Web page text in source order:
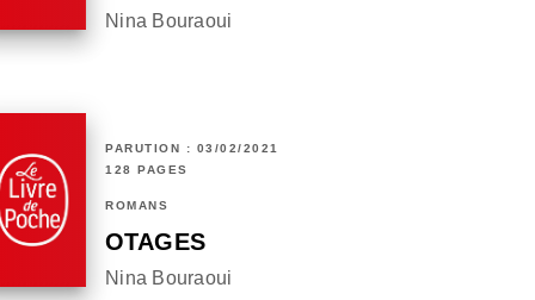
Nina Bouraoui
PARUTION : 03/02/2021
128 PAGES
ROMANS
OTAGES
Nina Bouraoui